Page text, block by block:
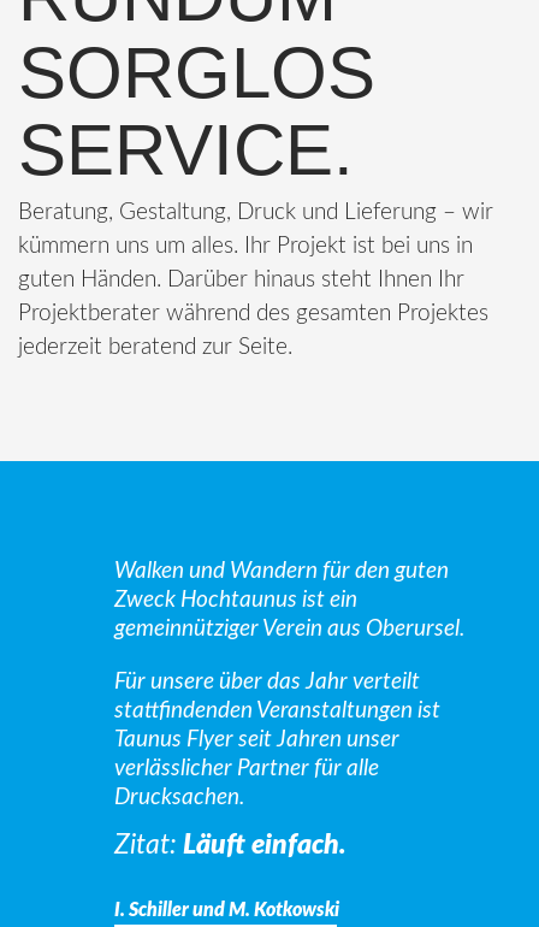
SORGLOS
SERVICE.
Beratung, Gestaltung, Druck und Lieferung – wir
kümmern uns um alles. Ihr Projekt ist bei uns in
guten Händen. Darüber hinaus steht Ihnen Ihr
Projektberater während des gesamten Projektes
jederzeit beratend zur Seite.
Walken und Wandern für den guten
Zweck Hochtaunus ist ein
gemeinnütziger Verein aus Oberursel.
Für unsere über das Jahr verteilt
stattfindenden Veranstaltungen ist
Taunus Flyer seit Jahren unser
verlässlicher Partner für alle
Drucksachen.
Zitat: Läuft einfach.
I. Schiller und M. Kotkowski